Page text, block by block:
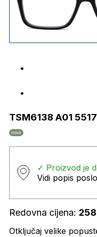
TSM6138 A01
novo
✓ Proizvod je
Vidi popis
Redovna cijena:
Otključaj velike